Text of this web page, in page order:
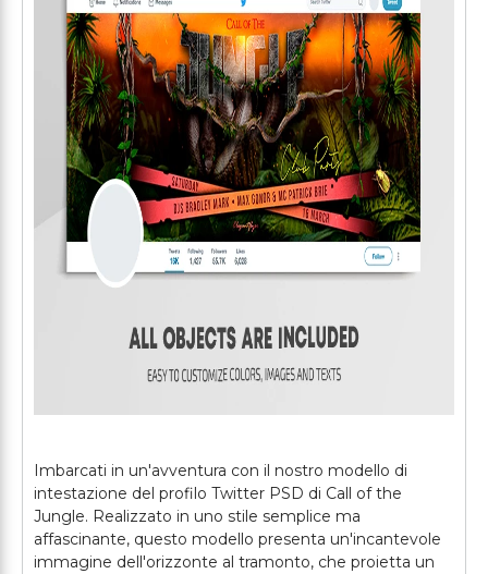
Imbarcati in un'avventura con il nostro modello di
intestazione del profilo Twitter PSD di Call of the
Jungle. Realizzato in uno stile semplice ma
affascinante, questo modello presenta un'incantevole
immagine dell'orizzonte al tramonto, che proietta un